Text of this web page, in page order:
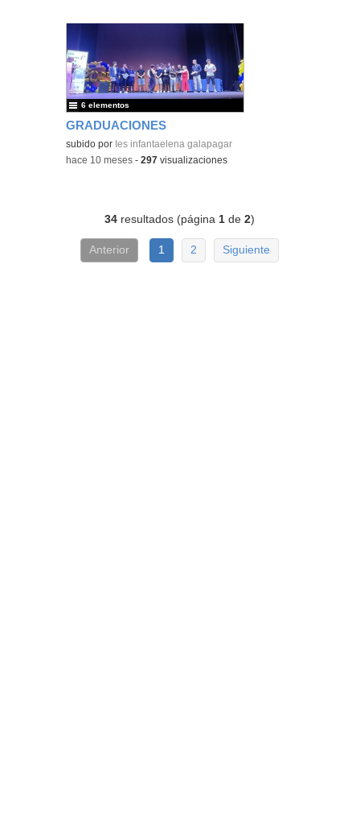
GRADUACIONES
subido por Ies infantaelena galapagar
6 elementos
-hace 10 meses -297 visualizaciones
34 resultados (página 1 de2)
Anterior 1 2 Siguiente